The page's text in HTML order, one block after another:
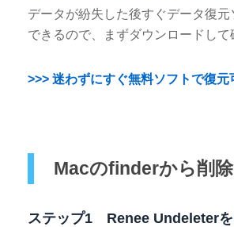
データが紛失した後すぐデータ復
できるので、まずダウンロードして
>>> 迷わずにすぐ無料ソフトで復元
Macのfinderから削
ステップ1 Renee Undeleterを